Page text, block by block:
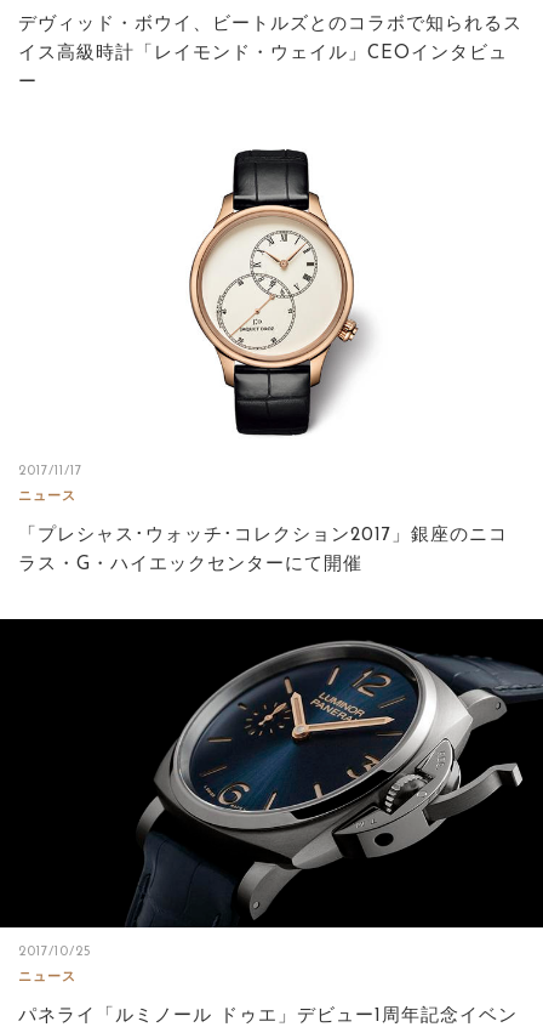
デヴィッド・ボウイ、ビートルズとのコラボで知られるス
イス高級時計「レイモンド・ウェイル」CEOインタビュ
ー
2017/11/17
ニュース
「プレシャス･ウォッチ･コレクション2017」銀座のニコ
ラス・G・ハイエックセンターにて開催
2017/10/25
ニュース
パネライ「ルミノール ドゥエ」デビュー1周年記念イベン